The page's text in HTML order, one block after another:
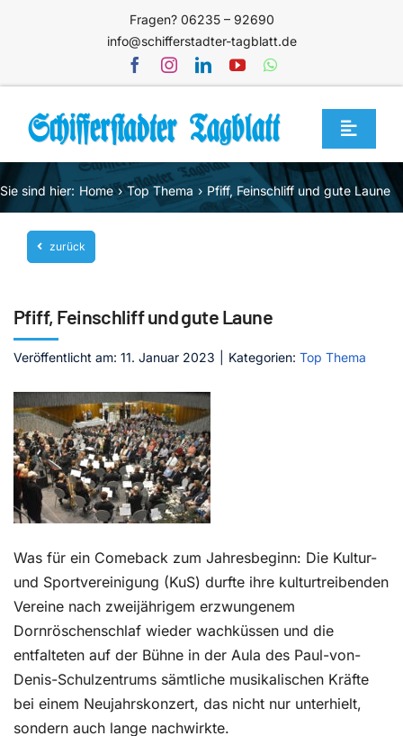
Fragen? 06235 – 92690
info@schifferstadter-tagblatt.de
Toggle
Home
Themen
Blog
Service
Mediathek
Jetzt abonnieren
Kontakt
Sie sind hier: Home Top Thema Pfiff, Feinschliff und gute Laune
zurück
Pfiff, Feinschliff und gute Laune
Veröffentlicht am: 11. Januar 2023 Kategorien: Top Thema
Was für ein Comeback zum Jahresbeginn: Die Kultur-
und Sportvereinigung (KuS) durfte ihre kulturtreibenden
Vereine nach zweijährigem erzwungenem
Dornröschenschlaf wieder wachküssen und die
entfalteten auf der Bühne in der Aula des Paul-von-
Denis-Schulzentrums sämtliche musikalischen Kräfte
bei einem Neujahrskonzert, das nicht nur unterhielt,
sondern auch lange nachwirkte.